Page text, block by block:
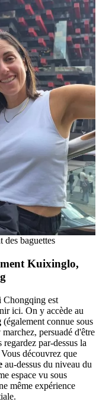
des baguettes
Kuixinglo,
Chongqing est
ici. On y accède au
(également connue sous
persuadé d'être
par-dessus la
Vous découvrez que
au-dessus du niveau du
espace vu sous
même expérience